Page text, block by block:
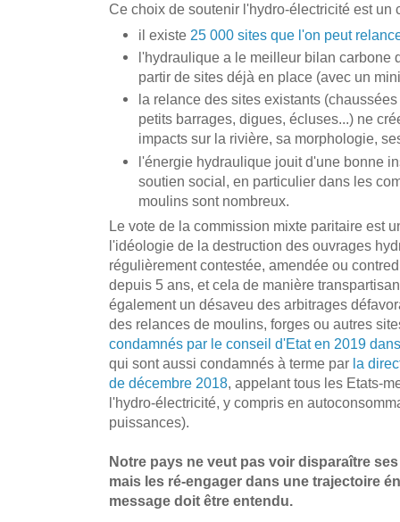
Ce choix de soutenir l'hydro-électricité est un
il existe 25 000 sites que l'on peut
l'hydraulique a le meilleur bilan carbone
partir de sites déjà en place (avec un
la relance des sites existants
petits barrages, digues, écluses...) ne
impacts sur la rivière, sa morphologie,
l'énergie hydraulique jouit d'une bonne
soutien social, en particulier dans les
moulins sont nombreux.
Le vote de la commission mixte paritaire est
l'idéologie de la destruction des ouvrages
régulièrement contestée, amendée ou
depuis 5 ans, et cela de manière
également un désaveu des arbitrages
des relances de moulins, forges ou autres
condamnés par le conseil d'Etat en 2019
qui sont aussi condamnés à terme par la
de décembre 2018, appelant tous les Etats-
l'hydro-électricité, y compris en
puissances).
Notre pays ne veut pas voir disparaître
mais les ré-engager dans une trajectoire
message doit être entendu.